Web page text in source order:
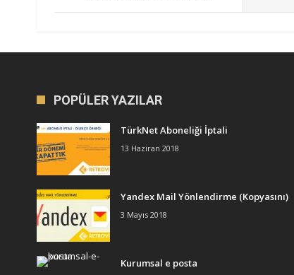
POPÜLER YAZILAR
TürkNet Aboneliği İptali
13 Haziran 2018
Yandex Mail Yönlendirme (Kopyasını)
3 Mayıs 2018
Kurumsal e posta